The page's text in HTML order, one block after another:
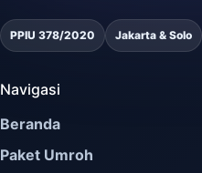
PPIU 378/2020 Jakarta & Solo
Navigasi
Beranda
Paket Umroh